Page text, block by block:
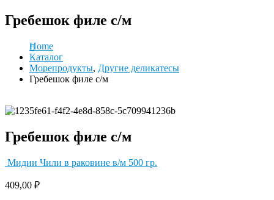
Гребешок филе с/м
Home
Каталог
Морепродукты, Другие деликатесы
Гребешок филе с/м
Гребешок филе с/м
Мидии Чили в раковине в/м 500 гр.
409,00 ₽